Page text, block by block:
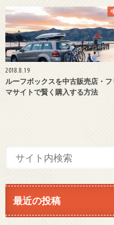
2018.8.19
ルーフボックスを中古販売店・フ
マサイトで賢く購入する方法
最近の投稿